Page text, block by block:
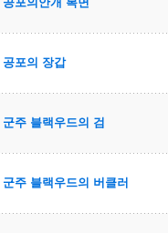
공포의 장갑
군주 블랙우드의 검
군주 블랙우드의 버클러